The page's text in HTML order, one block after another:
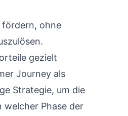
fördern, ohne
gezielt
Journey als
Strategie, um die
welcher Phase der